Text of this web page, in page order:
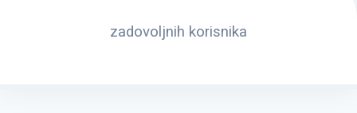
zadovoljnih korisnika